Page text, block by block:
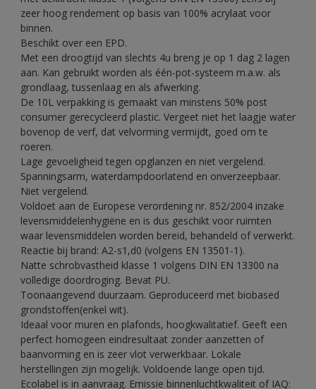
zeer hoog rendement op basis van 100% acrylaat voor
binnen.
Beschikt over een EPD.
Met een droogtijd van slechts 4u breng je op 1 dag 2 lagen
aan. Kan gebruikt worden als één-pot-systeem m.a.w. als
grondlaag, tussenlaag en als afwerking.
De 10L verpakking is gemaakt van minstens 50% post
consumer gerecycleerd plastic. Vergeet niet het laagje water
bovenop de verf, dat velvorming vermijdt, goed om te
roeren.
Lage gevoeligheid tegen opglanzen en niet vergelend.
Spanningsarm, waterdampdoorlatend en onverzeepbaar.
Niet vergelend.
Voldoet aan de Europese verordening nr. 852/2004 inzake
levensmiddelenhygiëne en is dus geschikt voor ruimten
waar levensmiddelen worden bereid, behandeld of verwerkt.
Reactie bij brand: A2-s1,d0 (volgens EN 13501-1).
Natte schrobvastheid klasse 1 volgens DIN EN 13300 na
volledige doordroging. Bevat PU.
Toonaangevend duurzaam. Geproduceerd met biobased
grondstoffen(enkel wit).
Ideaal voor muren en plafonds, hoogkwalitatief. Geeft een
perfect homogeen eindresultaat zonder aanzetten of
baanvorming en is zeer vlot verwerkbaar. Lokale
herstellingen zijn mogelijk. Voldoende lange open tijd.
Ecolabel is in aanvraag. Emissie binnenluchtkwaliteit of IAQ: